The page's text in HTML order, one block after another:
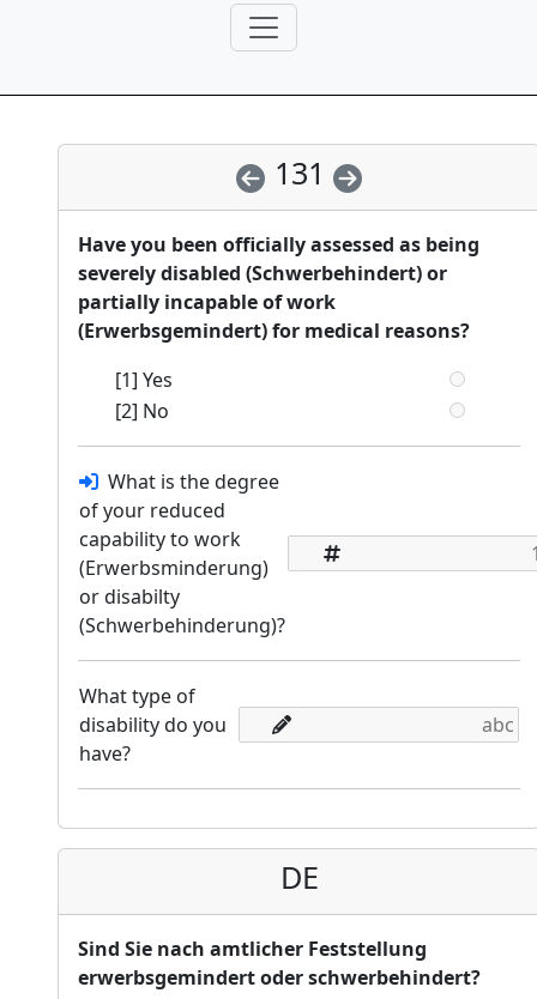
131
Have you been officially assessed as being
severely disabled (Schwerbehindert) or
partially incapable of work
(Erwerbsgemindert) for medical reasons?
[1] Yes
[2] No
What is the degree
of your reduced
capability to work
(Erwerbsminderung)
or disabilty
(Schwerbehinderung)?
What type of
disability do you
have?
DE
Sind Sie nach amtlicher Feststellung
erwerbsgemindert oder schwerbehindert?